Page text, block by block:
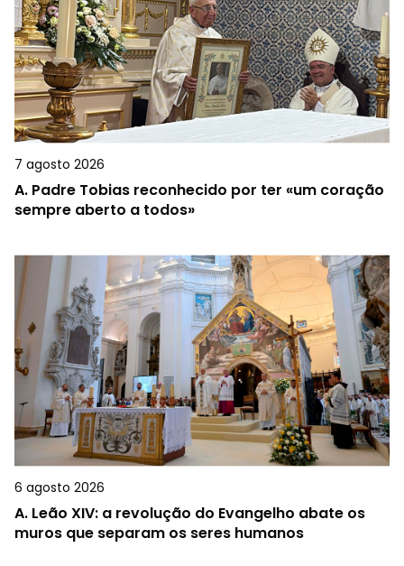
7 agosto 2026
A. Padre Tobias reconhecido por ter «um coração
sempre aberto a todos»
6 agosto 2026
A. Leão XIV: a revolução do Evangelho abate os
muros que separam os seres humanos